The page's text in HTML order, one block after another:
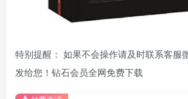
特别提醒： 如果不会操作请及时联系客服
发给您！钻石会员全网免费下载